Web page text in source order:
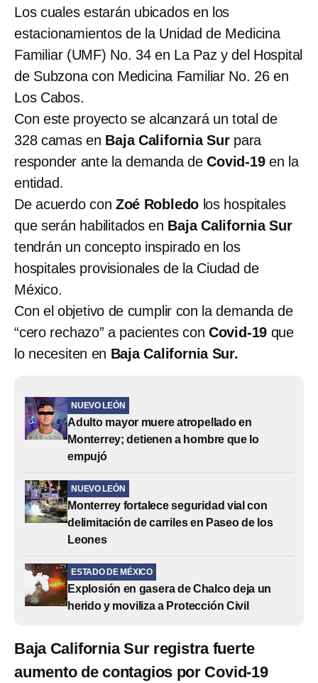
Los cuales estarán ubicados en los
estacionamientos de la Unidad de Medicina
Familiar (UMF) No. 34 en La Paz y del Hospital
de Subzona con Medicina Familiar No. 26 en
Los Cabos.
Con este proyecto se alcanzará un total de
328 camas en Baja California Sur para
responder ante la demanda deCovid-19en la
entidad.
De acuerdo con Zoé Robledo los hospitales
que serán habilitados en Baja California Sur
tendrán un concepto inspirado en los
hospitales provisionales de la Ciudad de
México.
Con el objetivo de cumplir con la demanda de
“cero rechazo” a pacientes con Covid-19 que
lo necesiten en Baja California Sur.
NUEVO LEÓN
Adulto mayor muere atropellado en
Monterrey; detienen a hombre que lo
empujó
NUEVO LEÓN
Monterrey fortalece seguridad vial con
delimitación de carriles en Paseo de los
Leones
ESTADO DE MÉXICO
Explosión en gasera de Chalco deja un
herido y moviliza a Protección Civil
Baja California Sur registra fuerte
aumento de contagios por Covid-19